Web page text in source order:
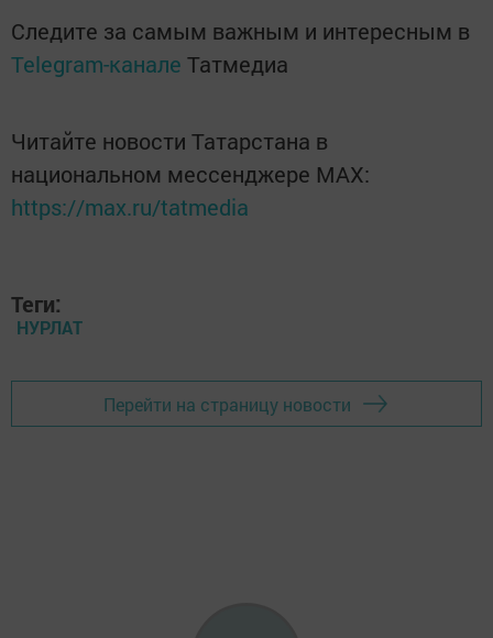
Следите за самым важным и интересным в
Telegram-канале Татмедиа
Читайте новости Татарстана в
национальном мессенджере MАХ:
https://max.ru/tatmedia
Теги:
НУРЛАТ
Перейти на страницу новости